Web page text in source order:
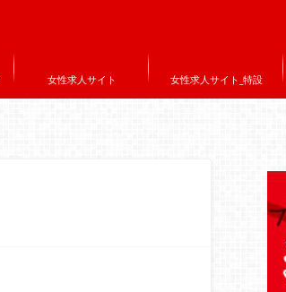
女性求人サイト 女性求人サイト_特設